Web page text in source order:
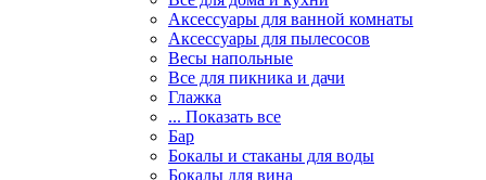
Аксессуары для ванной комнаты
Аксессуары для пылесосов
Весы напольные
Все для пикника и дачи
Глажка
... Показать все
Бар
Бокалы и стаканы для воды
Бокалы для вина